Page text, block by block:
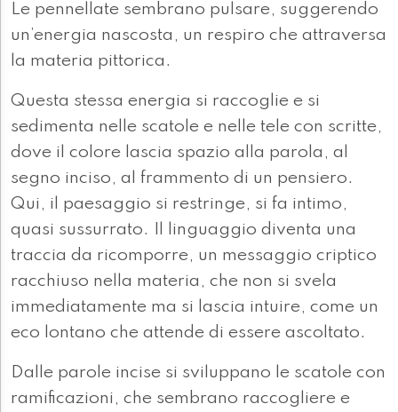
Le pennellate sembrano pulsare, suggerendo
un’energia nascosta, un respiro che attraversa
la materia pittorica.
Questa stessa energia si raccoglie e si
sedimenta nelle scatole e nelle tele con scritte,
dove il colore lascia spazio alla parola, al
segno inciso, al frammento di un pensiero.
Qui, il paesaggio si restringe, si fa intimo,
quasi sussurrato. Il linguaggio diventa una
traccia da ricomporre, un messaggio criptico
racchiuso nella materia, che non si svela
immediatamente ma si lascia intuire, come un
eco lontano che attende di essere ascoltato.
Dalle parole incise si sviluppano le scatole con
ramificazioni, che sembrano raccogliere e